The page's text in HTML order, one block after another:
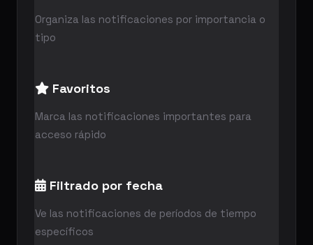
Organiza las notificaciones por importancia o
tipo
Favoritos
Marca las notificaciones importantes para
acceso rápido
Filtrado por fecha
Ve las notificaciones de períodos de tiempo
específicos